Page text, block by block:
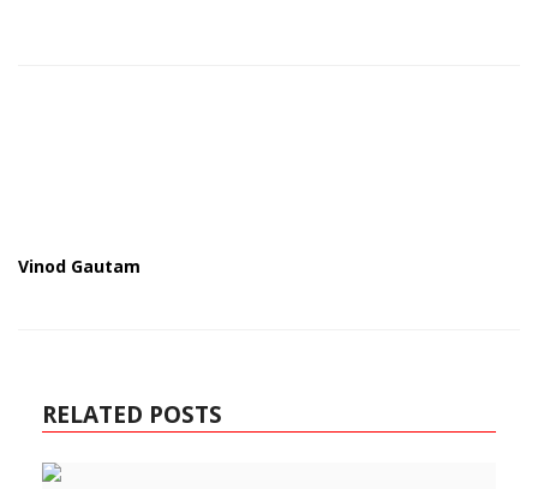
Vinod Gautam
RELATED POSTS